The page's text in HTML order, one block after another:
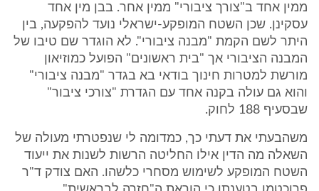
ממין אחד ב"צורך ציבורי" ממין אחר. בבן מין אחד
עסקינן. שכן השטח המופקע-ישראלי נועד להפקעה, בין
היתר לשם הקמת "מבנה ציבורי". לא הוגדר שם טיבו של
המבנה הציבורי אך "בית ראשונים" הפועל כמוזיאון
מורשת למטרות חינוך בודאי בא בגדר "מבנה ציבורי"
והוא גם עולה בקנה אחד עם הגדרת "צורכי ציבור"
שבסעיף 188 לחוק.
משהבעתי את דעתי כך, כמדומה לי שנפטרתי מעולה של
השאלה מה הדין אילו החליטה הרשות לשנות את ייעוד
השטח המופקע לשימוש מסחרי כלשהו. האם צודק ד"ר